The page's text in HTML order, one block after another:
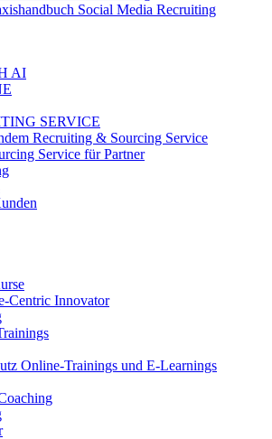
Social Media Recruiting
AI
SERVICE
Recruiting & Sourcing Service
Service für Partner
Centric Innovator
Online-Trainings und E-Learnings